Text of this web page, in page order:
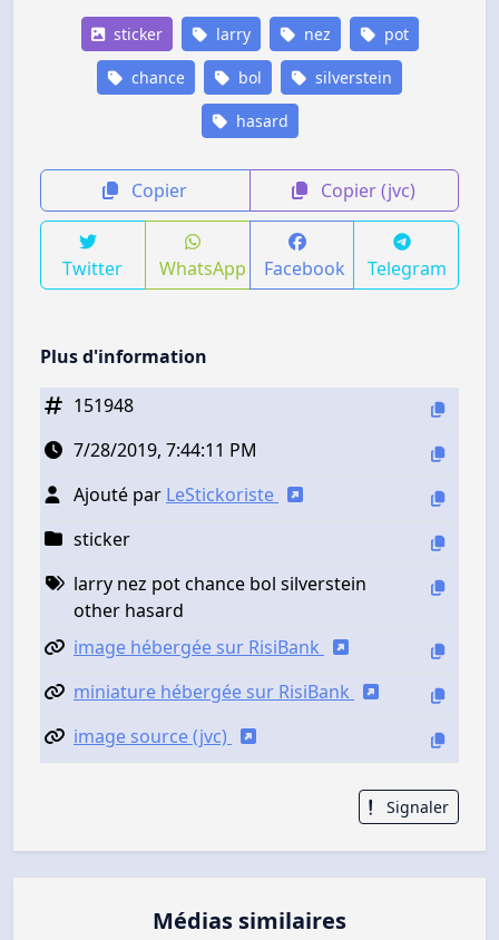
sticker larry nez pot
chance bol silverstein
hasard
Copier Copier (jvc)
Twitter WhatsApp Facebook Telegram
Plus d'information
151948
7/28/2019, 7:44:11 PM
Ajouté par LeStickoriste
sticker
larry nez pot chance bol silverstein
other hasard
image hébergée sur RisiBank
miniature hébergée sur RisiBank
image source (jvc)
Signaler
Médias similaires